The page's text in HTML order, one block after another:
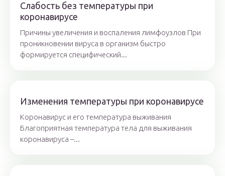
Слабость без температуры при
коронавирусе
Причины увеличения и воспаления лимфоузлов При
проникновении вируса в организм быстро
формируется специфический...
Изменения температуры при коронавирусе
Коронавирус и его температура выживания
Благоприятная температура тела для выживания
коронавируса –...